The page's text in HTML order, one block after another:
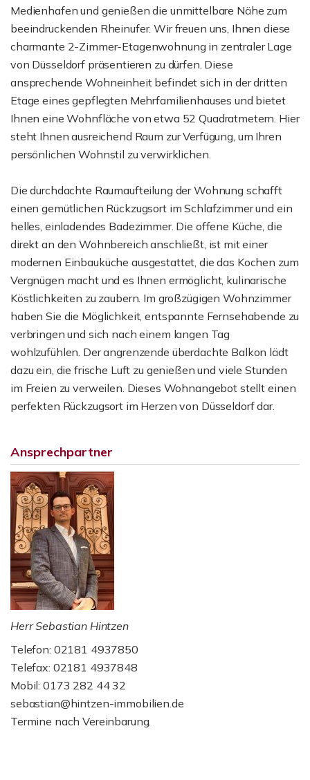
Medienhafen und genießen die unmittelbare Nähe zum
beeindruckenden Rheinufer. Wir freuen uns, Ihnen diese
charmante 2-Zimmer-Etagenwohnung in zentraler Lage
von Düsseldorf präsentieren zu dürfen. Diese
ansprechende Wohneinheit befindet sich in der dritten
Etage eines gepflegten Mehrfamilienhauses und bietet
Ihnen eine Wohnfläche von etwa 52 Quadratmetern. Hier
steht Ihnen ausreichend Raum zur Verfügung, um Ihren
persönlichen Wohnstil zu verwirklichen.
Die durchdachte Raumaufteilung der Wohnung schafft
einen gemütlichen Rückzugsort im Schlafzimmer und ein
helles, einladendes Badezimmer. Die offene Küche, die
direkt an den Wohnbereich anschließt, ist mit einer
modernen Einbauküche ausgestattet, die das Kochen zum
Vergnügen macht und es Ihnen ermöglicht, kulinarische
Köstlichkeiten zu zaubern. Im großzügigen Wohnzimmer
haben Sie die Möglichkeit, entspannte Fernsehabende zu
verbringen und sich nach einem langen Tag
wohlzufühlen. Der angrenzende überdachte Balkon lädt
dazu ein, die frische Luft zu genießen und viele Stunden
im Freien zu verweilen. Dieses Wohnangebot stellt einen
perfekten Rückzugsort im Herzen von Düsseldorf dar.
Ansprechpartner
Herr Sebastian Hintzen
Telefon: 02181 4937850
Telefax: 02181 4937848
Mobil: 0173 282 44 32
sebastian@hintzen-immobilien.de
Termine nach Vereinbarung.